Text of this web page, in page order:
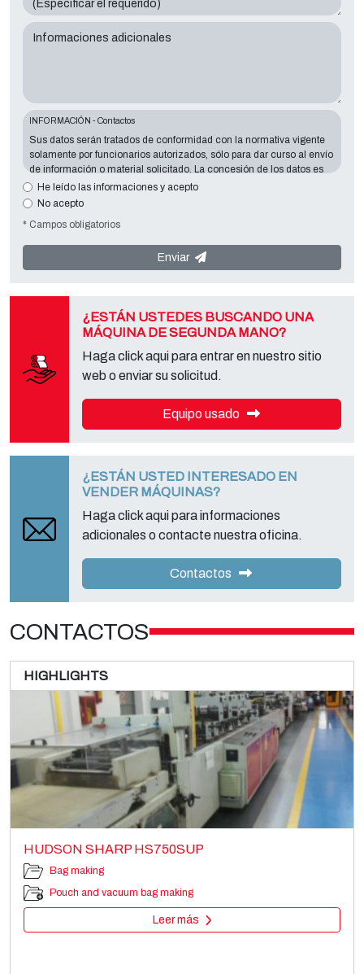
Informaciones adicionales
INFORMACIÓN - Contactos
Sus datos serán tratados de conformidad con la normativa vigente
solamente por funcionarios autorizados, sólo para dar curso al envío
de información o material solicitado. La concesión de los datos es
esencial en relación con la finalidad expuesta; los datos que faltan
harán imposible contactar con usted y satisfacer sus peticiones. El
Via A. Dominutti, 6 37135 (VR) Italy
con el "Servicio de Privacy " en la parte Controller de datos para
ejercer todos los derechos previstos y para obtener la información
He leído las informaciones y acepto
No acepto
* Campos obligatorios
Enviar
¿ESTÁN USTEDES BUSCANDO UNA
MÁQUINA DE SEGUNDA MANO?
Haga click aqui para entrar en nuestro sitio
web o enviar su solicitud.
Equipo usado
¿ESTÁN USTED INTERESADO EN
VENDER MÁQUINAS?
Haga click aqui para informaciones
adicionales o contacte nuestra oficina.
Contactos
CONTACTOS
HIGHLIGHTS
HUDSON SHARP HS750SUP
Bag making
Pouch and vacuum bag making
Leer más